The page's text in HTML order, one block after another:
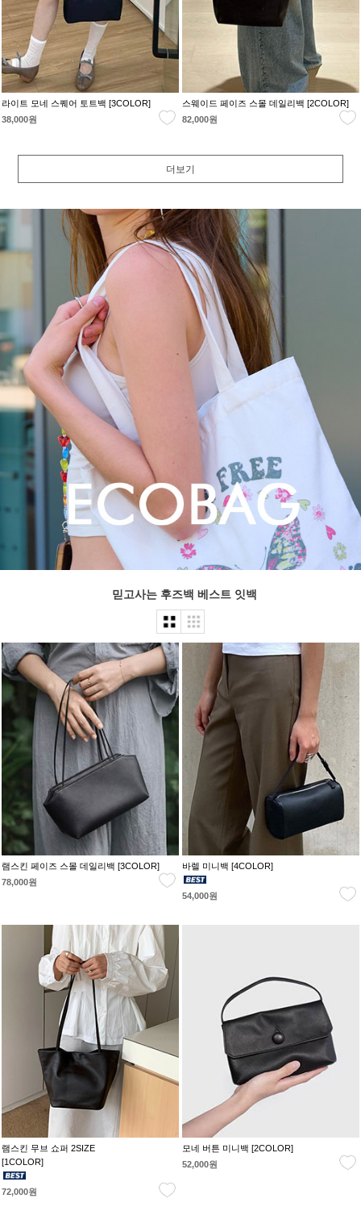
라이트 모네 스퀘어 토트백 [3COLOR]
38,000원
스웨이드 페이즈 스몰 데일리백 [2COLOR]
82,000원
더보기
믿고사는 후즈백 베스트 잇백
램스킨 페이즈 스몰 데일리백 [3COLOR]
78,000원
바렐 미니백 [4COLOR]
54,000원
램스킨 무브 쇼퍼 2SIZE
[1COLOR]
72,000원
모네 버튼 미니백 [2COLOR]
52,000원